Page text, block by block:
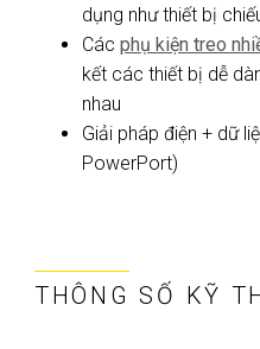
dụng như thiết bị
Các phụ kiện treo
kết các thiết bị dễ
nhau
Giải pháp điện + dữ
PowerPort)
THÔNG SỐ KỸ